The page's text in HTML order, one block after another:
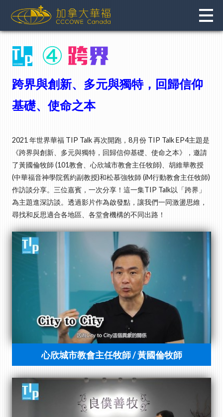
content
跨界與創新、多元與獨特，回歸信仰
基礎、使命之本
2021 年世界華福 TIP Talk 再次開跑，8月份 TIP Talk EP4主題是
《跨界與創新、多元與獨特，回歸信仰基礎、使命之本》，邀請
了黃國倫牧師 (101教會、心欣城市教會主任牧師)、胡維華教授
(中華福音神學院舊約副教授)和松慕強牧師 (iM行動教會主任牧師)
作訪談分享。三位嘉賓，一次分享！這一集TIP Talk以「跨界」
為主題進深訪談。透過影片作為啟發點，讓我們一同激盪思維，
尋找和反思適合各地區、各堂會機構的不同出路！